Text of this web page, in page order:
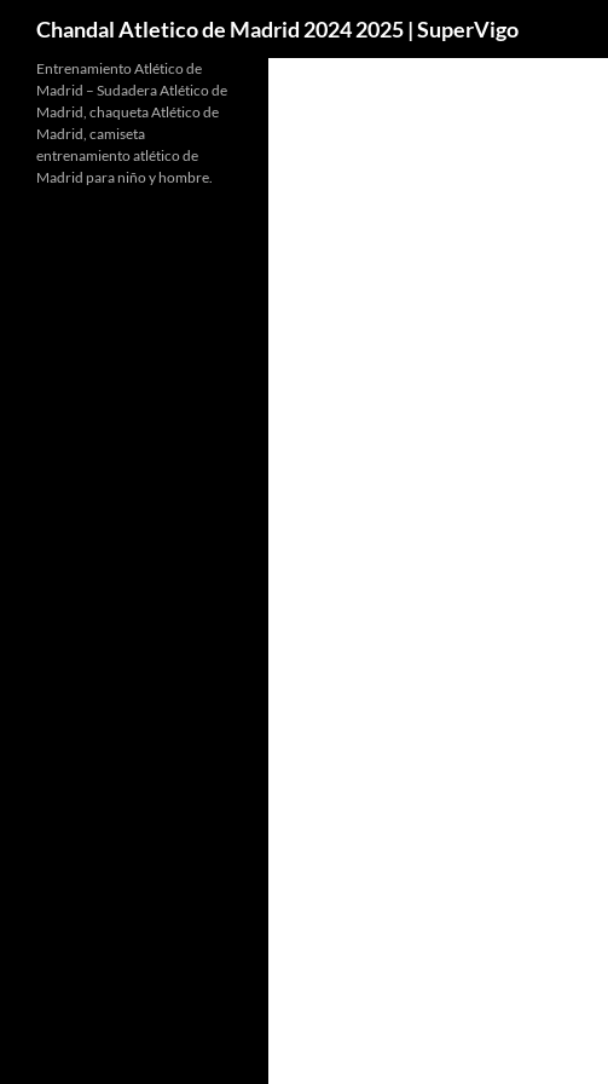
Chandal Atletico de Madrid 2024 2025 | SuperVigo
Entrenamiento Atlético de
Madrid – Sudadera Atlético de
Madrid, chaqueta Atlético de
Madrid, camiseta
entrenamiento atlético de
Madrid para niño y hombre.